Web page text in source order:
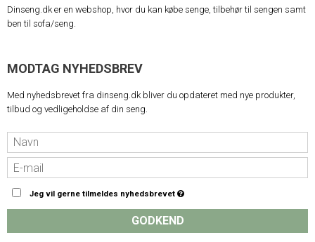
Dinseng.dk er en webshop, hvor du kan købe senge, tilbehør til sengen samt
ben til sofa/seng.
MODTAG NYHEDSBREV
Med nyhedsbrevet fra dinseng.dk bliver du opdateret med nye produkter,
tilbud og vedligeholdse af din seng.
Jeg vil gerne tilmeldes nyhedsbrevet
GODKEND